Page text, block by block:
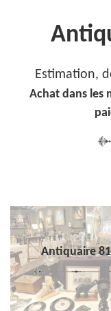
Estimation,
Achat dans les
Antiquaire 81